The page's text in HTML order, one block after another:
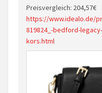
Preisvergleich: 204,57€
https://www.idealo.de/
819824_-bedford-
kors.html